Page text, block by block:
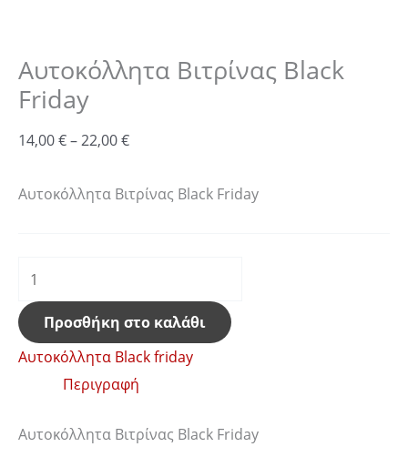
Αυτοκόλλητα Βιτρίνας Black
Friday
14,00€–22,00€
Αυτοκόλλητα Βιτρίνας Black Friday
Προσθήκη στο καλάθι
Αυτοκόλλητα Black friday
Περιγραφή
Αυτοκόλλητα Βιτρίνας Black Friday